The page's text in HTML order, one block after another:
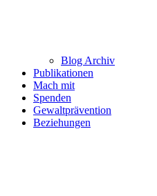
Blog Archiv
Publikationen
Mach mit
Spenden
Gewaltprävention
Beziehungen